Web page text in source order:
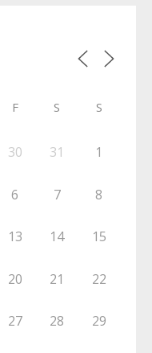
F S S
30 31 1
6 7 8
13 14 15
20 21 22
27 28 29